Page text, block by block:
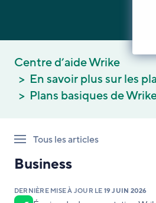
Centre d’aide Wrike
En savoir plus sur les
Plans basiques de
Tous les articles
Business
DERNIÈRE MISE À JOUR LE 19 JUIN 2026